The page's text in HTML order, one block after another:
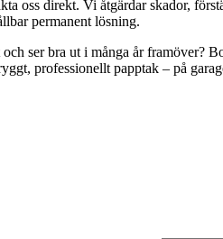
oss direkt. Vi åtgärdar skador,
permanent lösning.
ser bra ut i många år framöver?
professionellt papptak – på